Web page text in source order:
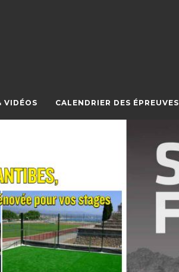
VIDÉOS CALENDRIER DES ÉPREUVES